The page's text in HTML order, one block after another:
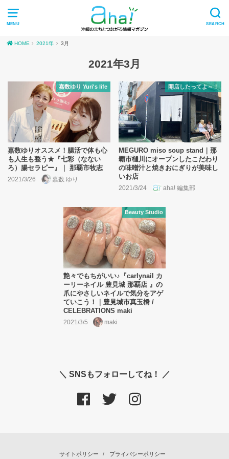
MENU SEARCH
HOME 2021年 3月
2021年3月
嘉数ゆり Yuri's life
嘉数ゆりオススメ！腸活で体も心
も人生も整う★『七彩（なない
ろ）腸セラピー』｜ 那覇市牧志
2021/3/26 嘉数 ゆり
開店したってよ～！
MEGURO miso soup stand｜那
覇市樋川にオープンしたこだわり
の味噌汁と焼きおにぎりが美味し
いお店
2021/3/24 aha! 編集部
Beauty Studio
艶々でもちがいい♪『carlynail カ
ーリーネイル 豊見城 那覇店 』の
爪にやさしいネイルで気分をアゲ
ていこう！｜豊見城市真玉橋 /
CELEBRATIONS maki
2021/3/5 maki
＼ SNSもフォローしてね！ ／
サイトポリシー プライバシーポリシー